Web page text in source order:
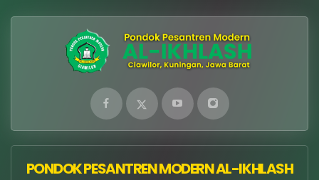
PONDOK PESANTREN MODERN AL-IKHLASH